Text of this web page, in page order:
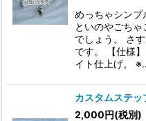
めっちゃシンプ
といのやごち
でしょう。 さ
です。 【仕様
イト仕上げ。
カスタムステッ
2,000円(税別)